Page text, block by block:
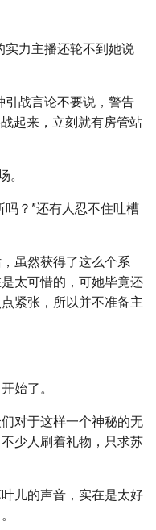
实力主播还轮不到她说
引战言论不要说，警告
起来，立刻就有房管站
。
？”还有人忍不住吐槽
虽然获得了这么个系
太可惜的，可她毕竟还
紧张，所以并不准备主
始了。
对于这样一个神秘的无
少人刷着礼物，只求苏
儿的声音，实在是太好